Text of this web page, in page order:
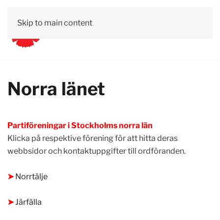
Skip to main content
Norra länet
Partiföreningar i Stockholms norra län
Klicka på respektive förening för att hitta deras
webbsidor och kontaktuppgifter till ordföranden.
➤ Norrtälje
➤Järfälla